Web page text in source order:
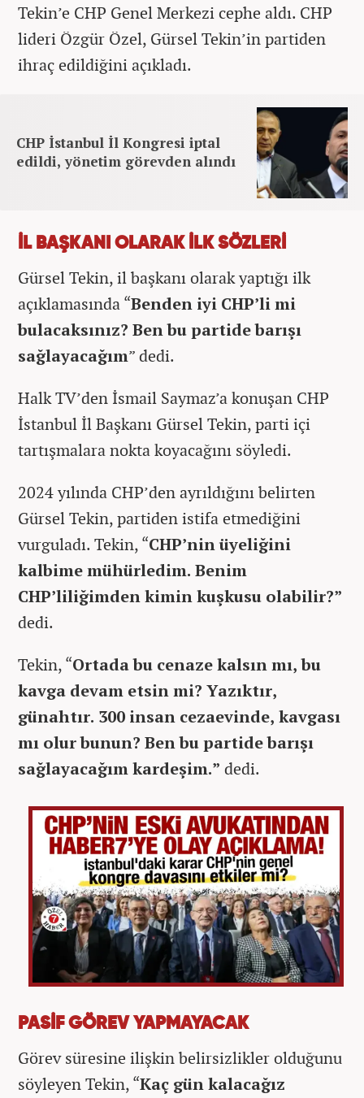
Tekin’e CHP Genel Merkezi cephe aldı. CHP
lideri Özgür Özel, Gürsel Tekin’in partiden
ihraç edildiğini açıkladı.
CHP İstanbul İl Kongresi iptal
edildi, yönetim görevden alındı
İL BAŞKANI OLARAK İLK SÖZLERİ
Gürsel Tekin, il başkanı olarak yaptığı ilk
açıklamasında “Benden iyi CHP’li mi
bulacaksınız? Ben bu partide barışı
sağlayacağım” dedi.
Halk TV’den İsmail Saymaz’a konuşan CHP
İstanbul İl Başkanı Gürsel Tekin, parti içi
tartışmalara nokta koyacağını söyledi.
2024 yılında CHP’den ayrıldığını belirten
Gürsel Tekin, partiden istifa etmediğini
vurguladı. Tekin, “CHP’nin üyeliğini
kalbime mühürledim. Benim
CHP’liliğimden kimin kuşkusu olabilir?”
dedi.
Tekin, “Ortada bu cenaze kalsın mı, bu
kavga devam etsin mi? Yazıktır,
günahtır. 300 insan cezaevinde, kavgası
mı olur bunun? Ben bu partide barışı
sağlayacağım kardeşim.” dedi.
PASİF GÖREV YAPMAYACAK
Görev süresine ilişkin belirsizlikler olduğunu
söyleyen Tekin, “Kaç gün kalacağız